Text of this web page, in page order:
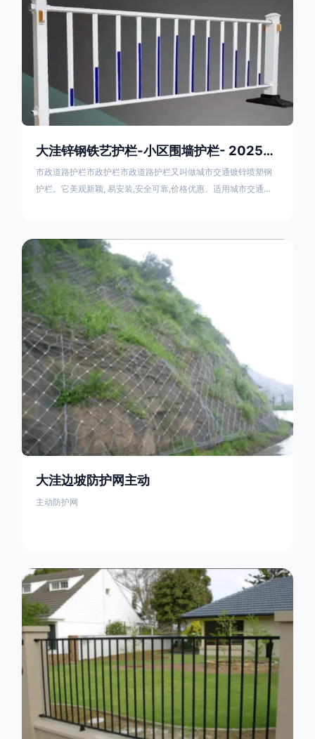
大洼锌钢铁艺护栏-小区围墙护栏- 2025年17631598285新报价
市政道路护栏市政护栏市政道路护栏又叫做城市交通镀锌喷塑钢
护栏。它美观新颖, 易安装,安全可靠,价格优惠。适用城市交通要
隔离栏，市政道路隔离护栏，人行道路护栏，机动与非机动隔离
护栏、道路中心隔离护栏、带广告牌道路隔离护栏、河道安全护
栏、草坪花坛护栏等市政道路隔离护栏规格齐全、品种多，可以
任
大洼边坡防护网主动
主动防护网